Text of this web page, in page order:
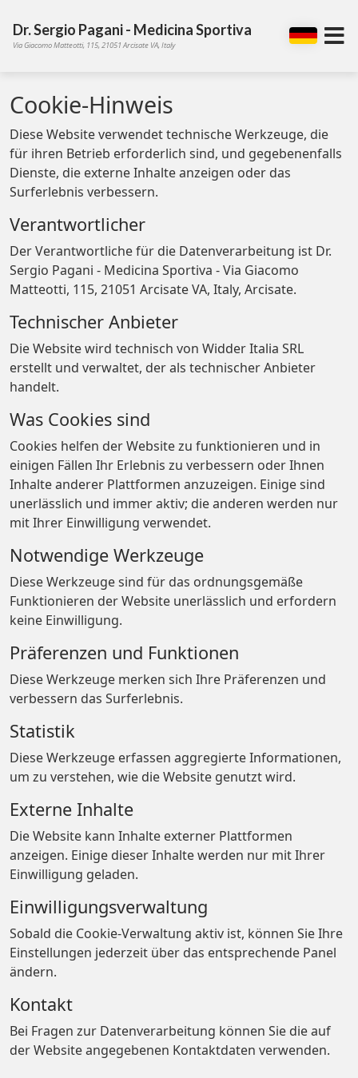
Dr. Sergio Pagani - Medicina Sportiva
Via Giacomo Matteotti, 115, 21051 Arcisate VA, Italy
Cookie-Hinweis
Diese Website verwendet technische Werkzeuge, die
für ihren Betrieb erforderlich sind, und gegebenenfalls
Dienste, die externe Inhalte anzeigen oder das
Surferlebnis verbessern.
Verantwortlicher
Der Verantwortliche für die Datenverarbeitung ist Dr.
Sergio Pagani - Medicina Sportiva - Via Giacomo
Matteotti, 115, 21051 Arcisate VA, Italy, Arcisate.
Technischer Anbieter
Die Website wird technisch von Widder Italia SRL
erstellt und verwaltet, der als technischer Anbieter
handelt.
Was Cookies sind
Cookies helfen der Website zu funktionieren und in
einigen Fällen Ihr Erlebnis zu verbessern oder Ihnen
Inhalte anderer Plattformen anzuzeigen. Einige sind
unerlässlich und immer aktiv; die anderen werden nur
mit Ihrer Einwilligung verwendet.
Notwendige Werkzeuge
Diese Werkzeuge sind für das ordnungsgemäße
Funktionieren der Website unerlässlich und erfordern
keine Einwilligung.
Präferenzen und Funktionen
Diese Werkzeuge merken sich Ihre Präferenzen und
verbessern das Surferlebnis.
Statistik
Diese Werkzeuge erfassen aggregierte Informationen,
um zu verstehen, wie die Website genutzt wird.
Externe Inhalte
Die Website kann Inhalte externer Plattformen
anzeigen. Einige dieser Inhalte werden nur mit Ihrer
Einwilligung geladen.
Einwilligungsverwaltung
Sobald die Cookie-Verwaltung aktiv ist, können Sie Ihre
Einstellungen jederzeit über das entsprechende Panel
ändern.
Kontakt
Bei Fragen zur Datenverarbeitung können Sie die auf
der Website angegebenen Kontaktdaten verwenden.